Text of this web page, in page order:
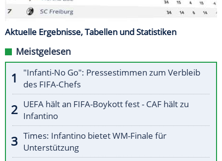
Aktuelle Ergebnisse, Tabellen und Statistiken
Meistgelesen
"Infanti-No Go": Pressestimmen zum Verbleib
des FIFA-Chefs
UEFA hält an FIFA-Boykott fest - CAF hält zu
Infantino
Times: Infantino bietet WM-Finale für
Unterstützung